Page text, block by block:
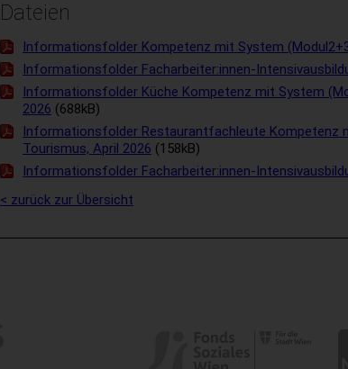
Dateien
Informationsfolder Kompetenz mit System
Informationsfolder Facharbeiter:innen-
Informationsfolder Küche Kompetenz mit System
2026 (688kB)
Informationsfolder Restaurantfachleute Kompetenz
Tourismus, April 2026 (158kB)
Informationsfolder Facharbeiter:innen-
< zurück zur Übersicht